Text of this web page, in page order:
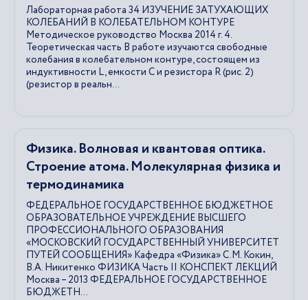
Лабораторная работа 34 ИЗУЧЕНИЕ ЗАТУХАЮЩИХ
КОЛЕБАНИЙ В КОЛЕБАТЕЛЬНОМ КОНТУРЕ
Методическое руководство Москва 2014 г. 4.
Теоретическая часть В работе изучаются свободные
колебания в колебательном контуре, состоящем из
индуктивности L, емкости С и резистора R (рис. 2)
(резистор в реальн...
Физика. Волновая и квантовая оптика.
Строение атома. Молекулярная физика и
термодинамика
ФЕДЕРАЛЬНОЕ ГОСУДАРСТВЕННОЕ БЮДЖЕТНОЕ
ОБРАЗОВАТЕЛЬНОЕ УЧРЕЖДЕНИЕ ВЫСШЕГО
ПРОФЕССИОНАЛЬНОГО ОБРАЗОВАНИЯ
«МОСКОВСКИЙ ГОСУДАРСТВЕННЫЙ УНИВЕРСИТЕТ
ПУТЕЙ СООБЩЕНИЯ» Кафедра «Физика» С.М. Кокин,
В.А. Никитенко ФИЗИКА Часть II КОНСПЕКТ ЛЕКЦИЙ
Москва – 2013 ФЕДЕРАЛЬНОЕ ГОСУДАРСТВЕННОЕ
БЮДЖЕТН...